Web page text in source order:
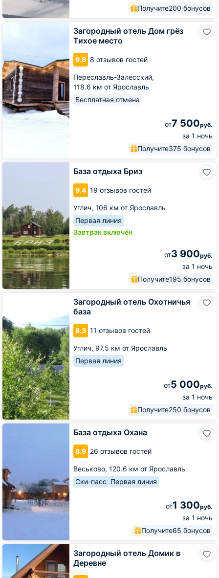
Получите200 бонусов
Загородный отель Дом грёз
Тихое место
9.8 8 отзывов гостей
Переславль-Залесский,
118.6 км от Ярославль
Бесплатная отмена
от7 500руб.
за 1 ночь
Получите375 бонусов
Тихое
место
База отдыха Бриз
9.4 19 отзывов гостей
Углич, 106 км от Ярославль
Первая линия
Завтрак включён
от3 900руб.
за 1 ночь
Получите195 бонусов
База
Загородный отель Охотничья
база
8.3 11 отзывов гостей
Углич, 97.5 км от Ярославль
Первая линия
от5 000руб.
за 1 ночь
Получите250 бонусов
Охотничья
база
База отдыха Охана
8.9 26 отзывов гостей
Веськово, 120.6 км от Ярославль
Ски-пасс Первая линия
от1 300руб.
за 1 ночь
Получите65 бонусов
База
Загородный отель Домик в
Деревне
Загородный
отель
Домик